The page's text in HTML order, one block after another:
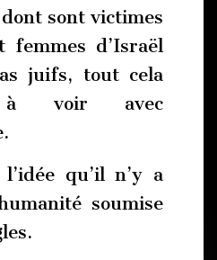
sont victimes
femmes d’Israël
juifs, tout cela
voir avec
qu’il n’y a
soumise